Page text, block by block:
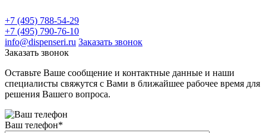
+7 (495) 788-54-29
+7 (495) 790-76-10
info@dispenseri.ru Заказать звонок
Заказать звонок
Оставьте Ваше сообщение и контактные данные и наши
специалисты свяжутся с Вами в ближайшее рабочее время для
решения Вашего вопроса.
Ваш телефон*